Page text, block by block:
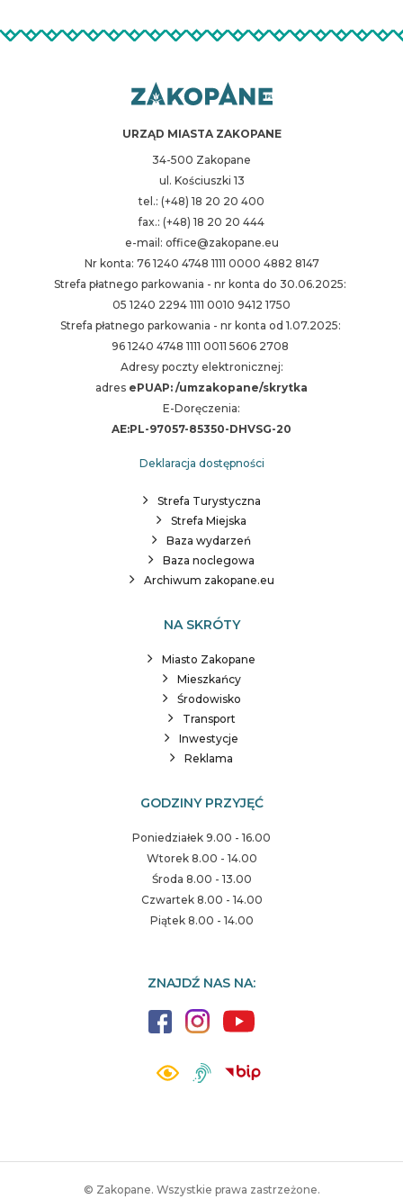
URZĄD MIASTA ZAKOPANE
34-500 Zakopane
ul. Kościuszki 13
tel.: (+48) 18 20 20 400
fax.: (+48) 18 20 20 444
e-mail: office@zakopane.eu
Nr konta: 76 1240 4748 1111 0000 4882 8147
Strefa płatnego parkowania - nr konta do 30.06.2025:
05 1240 2294 1111 0010 9412 1750
Strefa płatnego parkowania - nr konta od 1.07.2025:
96 1240 4748 1111 0011 5606 2708
Adresy poczty elektronicznej:
adres ePUAP: /umzakopane/skrytka
E-Doręczenia:
AE:PL-97057-85350-DHVSG-20
Deklaracja dostępności
Strefa Turystyczna
Strefa Miejska
Baza wydarzeń
Baza noclegowa
Archiwum zakopane.eu
NA SKRÓTY
Miasto Zakopane
Mieszkańcy
Środowisko
Transport
Inwestycje
Reklama
GODZINY PRZYJĘĆ
Poniedziałek 9.00 - 16.00
Wtorek 8.00 - 14.00
Środa 8.00 - 13.00
Czwartek 8.00 - 14.00
Piątek 8.00 - 14.00
ZNAJDŹ NAS NA:
© Zakopane. Wszystkie prawa zastrzeżone.